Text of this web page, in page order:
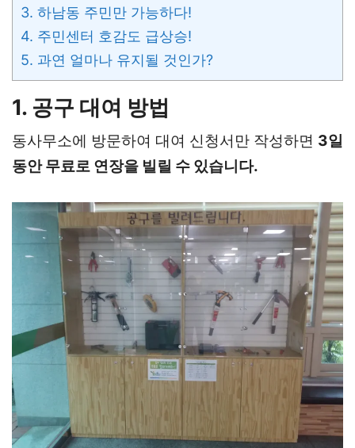
3. 하남동 주민만 가능하다!
4. 주민센터 호감도 급상승!
5. 과연 얼마나 유지될 것인가?
1. 공구 대여 방법
동사무소에 방문하여 대여 신청서만 작성하면 3일
동안 무료로 연장을 빌릴 수 있습니다.